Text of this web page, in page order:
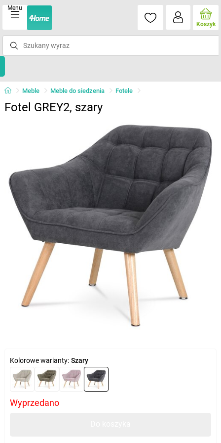
Menu
Koszyk
Meble Meble do siedzenia Fotele
Fotel GREY2, szary
Kolorowe warianty: Szary
Wyprzedano